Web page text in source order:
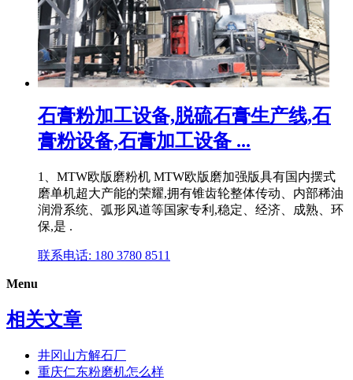
石膏粉加工设备,脱硫石膏生产线,石
膏粉设备,石膏加工设备 ...
1、MTW欧版磨粉机 MTW欧版磨加强版具有国内摆式
磨单机超大产能的荣耀,拥有锥齿轮整体传动、内部稀油
润滑系统、弧形风道等国家专利,稳定、经济、成熟、环
保,是 .
联系电话: 180 3780 8511
Menu
相关文章
井冈山方解石厂
重庆仁东粉磨机怎么样